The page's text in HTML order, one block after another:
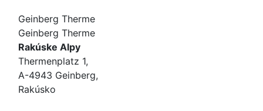
Geinberg Therme
Geinberg Therme
Rakúske Alpy
Thermenplatz 1,
A-4943 Geinberg,
Rakúsko